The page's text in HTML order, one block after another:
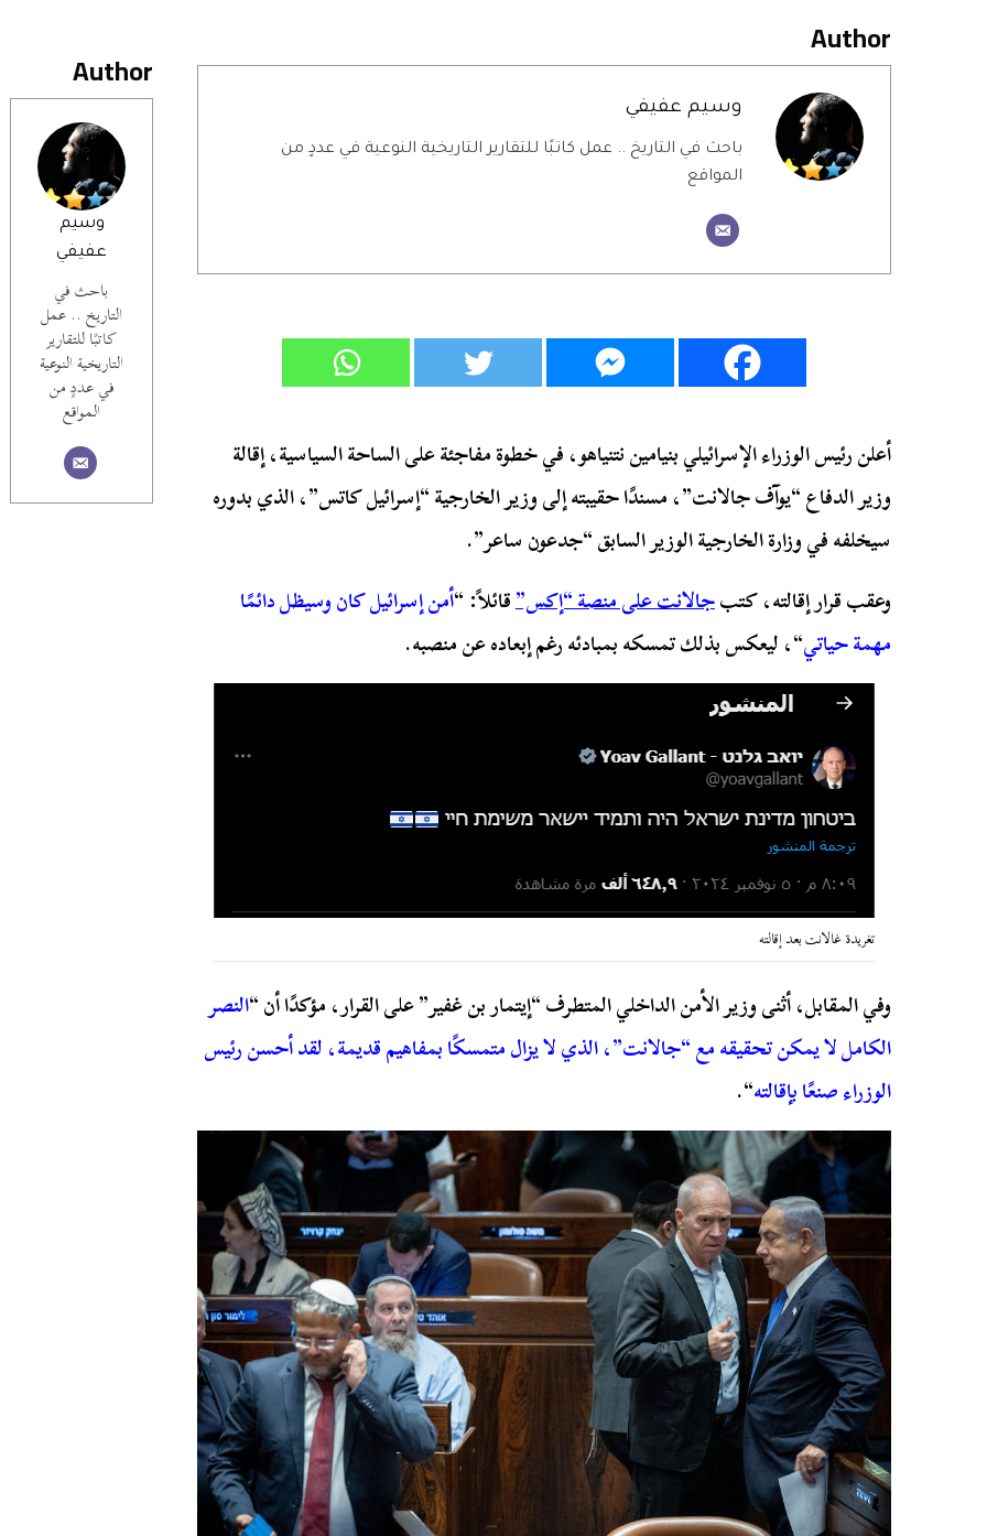
Author
وسيم
عفيفي
باحث في
التاريخ .. عمل
كاتبًا للتقارير
التاريخية النوعية
في عددٍ من
المواقع
Author
وسيم عفيفي
باحث في التاريخ .. عمل كاتبًا للتقارير التاريخية النوعية في عددٍ من
المواقع
أعلن رئيس الوزراء الإسرائيلي بنيامين نتنياهو، في خطوة مفاجئة على الساحة السياسية، إقالة
وزير الدفاع “يوآف جالانت”، مسندًا حقيبته إلى وزير الخارجية “إسرائيل كاتس”، الذي بدوره
سيخلفه في وزارة الخارجية الوزير السابق “جدعون ساعر”.
وعقب قرار إقالته، كتبجالانت على منصة “إكس”قائلاً: “أمن إسرائيل كان وسيظل دائمًا
مهمة حياتي“، ليعكس بذلك تمسكه بمبادئه رغم إبعاده عن منصبه.
تغريدة غالانت بعد إقالته
وفي المقابل، أثنى وزير الأمن الداخلي المتطرف “إيتمار بن غفير” على القرار، مؤكدًا أن “النصر
الكامل لا يمكن تحقيقه مع “جالانت”، الذي لا يزال متمسكًا بمفاهيم قديمة، لقد أحسن رئيس
الوزراء صنعًا بإقالته“.